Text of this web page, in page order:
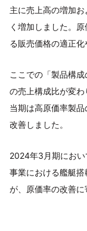
主に売上高の増加
く増加しました。
る販売価格の適正化
ここでの「製品構
の売上構成比が変わ
当期は高原価率製
改善しました。
2024年3月期にお
事業における艦艇
が、原価率の改善に